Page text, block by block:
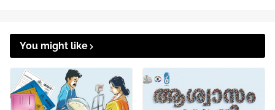
You might like